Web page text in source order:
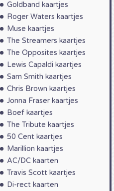
Goldband kaartjes
Roger Waters kaartjes
Muse kaartjes
The Streamers kaartjes
The Opposites kaartjes
Lewis Capaldi kaartjes
Sam Smith kaartjes
Chris Brown kaartjes
Jonna Fraser kaartjes
Boef kaartjes
The Tribute kaartjes
50 Cent kaartjes
Marillion kaartjes
AC/DC kaarten
Travis Scott kaartjes
Di-rect kaarten